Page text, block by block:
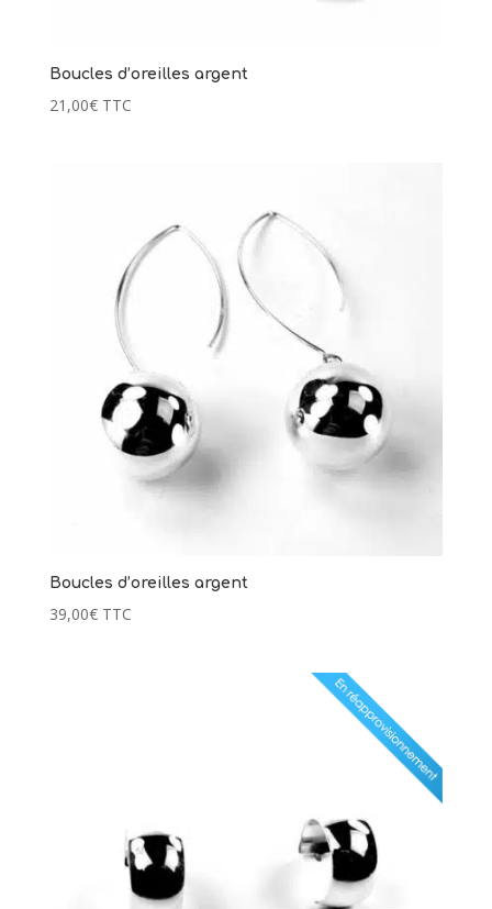
Boucles d’oreilles argent
21,00€ TTC
Boucles d’oreilles argent
39,00€ TTC